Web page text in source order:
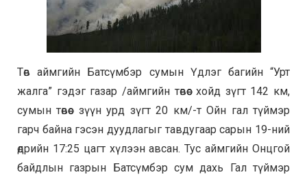
Төв аймгийн Батсүмбэр сумын Үдлэг багийн “Урт
жалга” гэдэг газар /аймгийн төвөөс хойд зүгт 142 км,
сумын төвөөс зүүн урд зүгт 20 км/-т Ойн гал түймэр
гарч байна гэсэн дуудлагыг тавдугаар сарын 19-ний
өдрийн 17:25 цагт хүлээн авсан. Тус аймгийн Онцгой
байдлын газрын Батсүмбэр сум дахь Гал түймэр